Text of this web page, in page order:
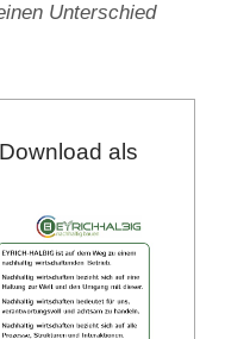
Unterschied
als